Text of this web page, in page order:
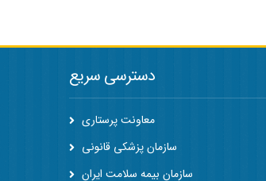
دسترسی سریع
معاونت پرستاری
سازمان پزشکی قانونی
سازمان بیمه سلامت ایران